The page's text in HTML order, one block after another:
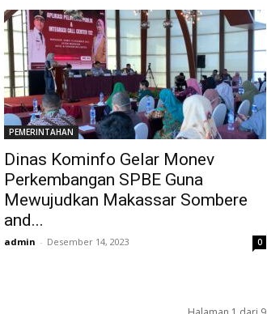
PEMERINTAHAN
Dinas Kominfo Gelar Monev
Perkembangan SPBE Guna
Mewujudkan Makassar Sombere
and...
admin - Desember 14, 2023 0